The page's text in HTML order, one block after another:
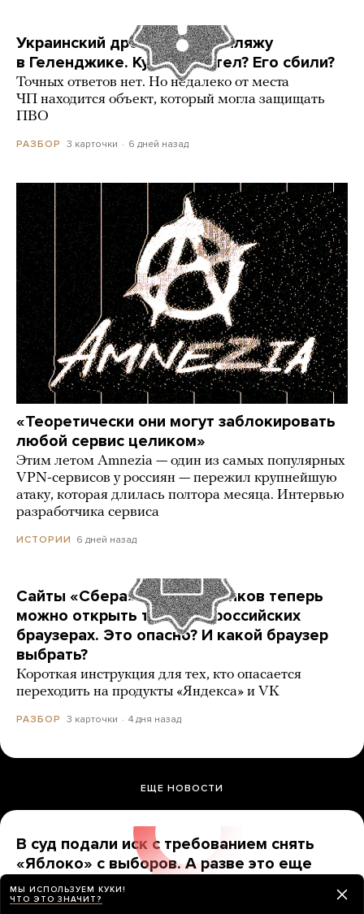
Украинский дрон попал по пляжу
в Геленджике. Куда он летел? Его сбили?
Точных ответов нет. Но недалеко от места
ЧП находится объект, который могла защищать
ПВО
РАЗБОР 3 карточки 6 дней назад
«Теоретически они могут заблокировать
любой сервис целиком»
Этим летом Amnezia — один из самых популярных
VPN-сервисов у россиян — пережил крупнейшую
атаку, которая длилась полтора месяца. Интервью
разработчика сервиса
ИСТОРИИ 6 дней назад
Сайты «Сбера» и других банков теперь
можно открыть только в российских
браузерах. Это опасно? И какой браузер
выбрать?
Короткая инструкция для тех, кто опасается
переходить на продукты «Яндекса» и VK
РАЗБОР 3 карточки 4 дня назад
ЕЩЕ НОВОСТИ
В суд подали иск с требованием снять
«Яблоко» с выборов. А разве это еще
можно сделать?
До какой даты надо продержаться, чтобы партию
МЫ ИСПОЛЬЗУЕМ КУКИ!
ЧТО ЭТО ЗНАЧИТ?